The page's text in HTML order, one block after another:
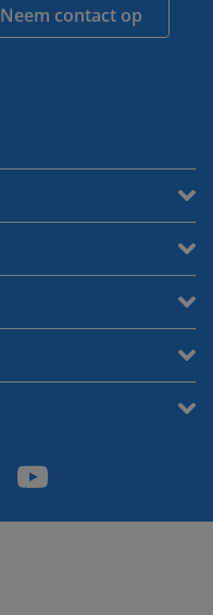
Neem contact op